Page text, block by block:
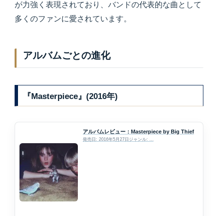
が力強く表現されており、バンドの代表的な曲として
多くのファンに愛されています。
アルバムごとの進化
『Masterpiece』(2016年)
アルバムレビュー：Masterpiece by Big Thief
発売日: 2016年5月27日ジャンル: ...